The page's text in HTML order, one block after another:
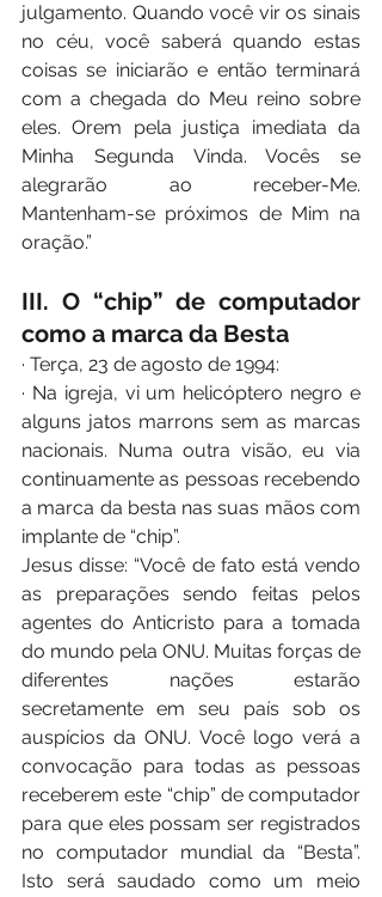
julgamento. Quando você vir os sinais
no céu, você saberá quando estas
coisas se iniciarão e então terminará
com a chegada do Meu reino sobre
eles. Orem pela justiça imediata da
Minha Segunda Vinda. Vocês se
alegrarão ao receber-Me.
Mantenham-se próximos de Mim na
oração.”
III. O “chip” de computador
como a marca da Besta
· Terça, 23 de agosto de 1994:
· Na igreja, vi um helicóptero negro e
alguns jatos marrons sem as marcas
nacionais. Numa outra visão, eu via
continuamente as pessoas recebendo
a marca da besta nas suas mãos com
implante de “chip”.
Jesus disse: “Você de fato está vendo
as preparações sendo feitas pelos
agentes do Anticristo para a tomada
do mundo pela ONU. Muitas forças de
diferentes nações estarão
secretamente em seu país sob os
auspícios da ONU. Você logo verá a
convocação para todas as pessoas
receberem este “chip” de computador
para que eles possam ser registrados
no computador mundial da “Besta”.
Isto será saudado como um meio